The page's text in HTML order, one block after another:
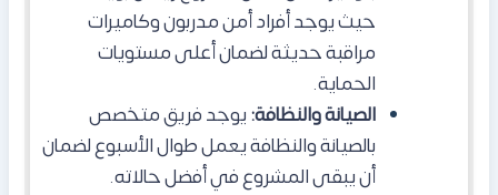
حيث يوجد أفراد أمن مدربون وكاميرات
مراقبة حديثة لضمان أعلى مستويات
الحماية.
الصيانة والنظافة:يوجد فريق متخصص
بالصيانة والنظافة يعمل طوال الأسبوع لضمان
أن يبقى المشروع في أفضل حالاته.